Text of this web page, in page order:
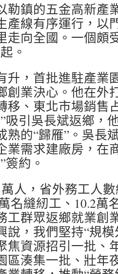
勒鎮的五金高新產
產線有序運行，以
走向全國。一個頗
。
升，首批進駐產業
創業決心。他在外
移、東北市場銷售
吸引吳長斌返鄉，
熟的“歸雁”。吳長
業需求建廠房，在
簽約。
人，省外務工人
名縫紉工、10.2萬
工群眾返鄉就業創
說，我們堅持“規模
焦資源招引一批、
區湊集一批、壯年